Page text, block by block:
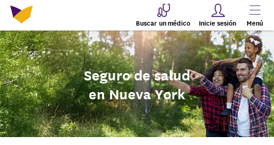
Buscar un médico Inicie sesión Menú
Seguro de salud
en Nueva York